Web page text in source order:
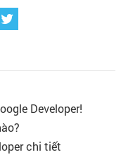
Developer!
chi tiết